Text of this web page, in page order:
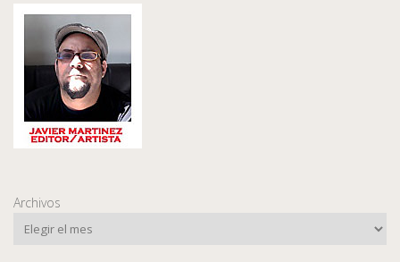
Archivos